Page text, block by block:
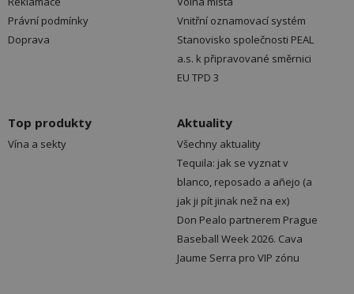
Právní podmínky
Doprava
Vnitřní oznamovací systém
Stanovisko společnosti PEAL
a.s. k připravované směrnici
EU TPD 3
Top produkty
Vína a sekty
Aktuality
Všechny aktuality
Tequila: jak se vyznat v
blanco, reposado a añejo (a
jak ji pít jinak než na ex)
Don Pealo partnerem Prague
Baseball Week 2026. Cava
Jaume Serra pro VIP zónu